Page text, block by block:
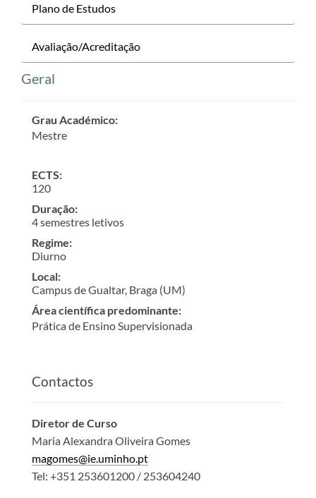
Plano de Estudos
Avaliação/Acreditação
Geral
Grau Académico:
Mestre
ECTS:
120
Duração:
4 semestres letivos
Regime:
Diurno
Local:
Campus de Gualtar, Braga (UM)
Área científica predominante:
Prática de Ensino Supervisionada
Contactos
Diretor de Curso
Maria Alexandra Oliveira Gomes
magomes@ie.uminho.pt
Tel: +351 253601200 / 253604240